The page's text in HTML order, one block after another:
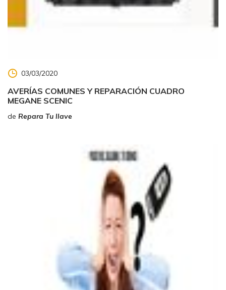
03/03/2020
AVERÍAS COMUNES Y REPARACIÓN CUADRO
MEGANE SCENIC
de Repara Tu llave